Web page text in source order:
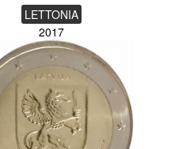
LETTONIA
2017